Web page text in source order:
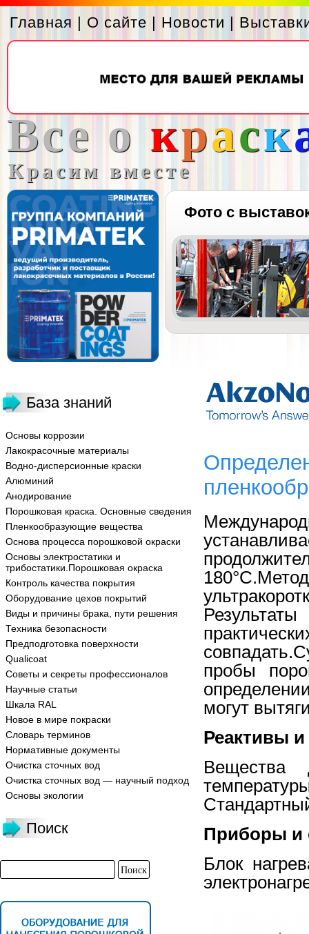
Главная | О сайте | Новости |
Все о краск
Красим вместе
Фото с
База знаний
Основы коррозии
Лакокрасочные материалы
Водно-дисперсионные краски
Алюминий
Анодирование
Порошковая краска. Основные сведения
Пленкообразующие вещества
Основа процесса порошковой окраски
Основы электростатики и
трибостатики.Порошковая окраска
Контроль качества покрытия
Оборудование цехов покрытий
Виды и причины брака, пути решения
Техника безопасности
Предподготовка поверхности
Qualicoat
Советы и секреты профессионалов
Научные статьи
Шкала RAL
Новое в мире покраски
Словарь терминов
Нормативные документы
Очистка сточных вод
Очистка сточных вод — научный подход
Основы экологии
Поиск
пробы
могут
Реактивы
Вещества
Приборы и
Блок